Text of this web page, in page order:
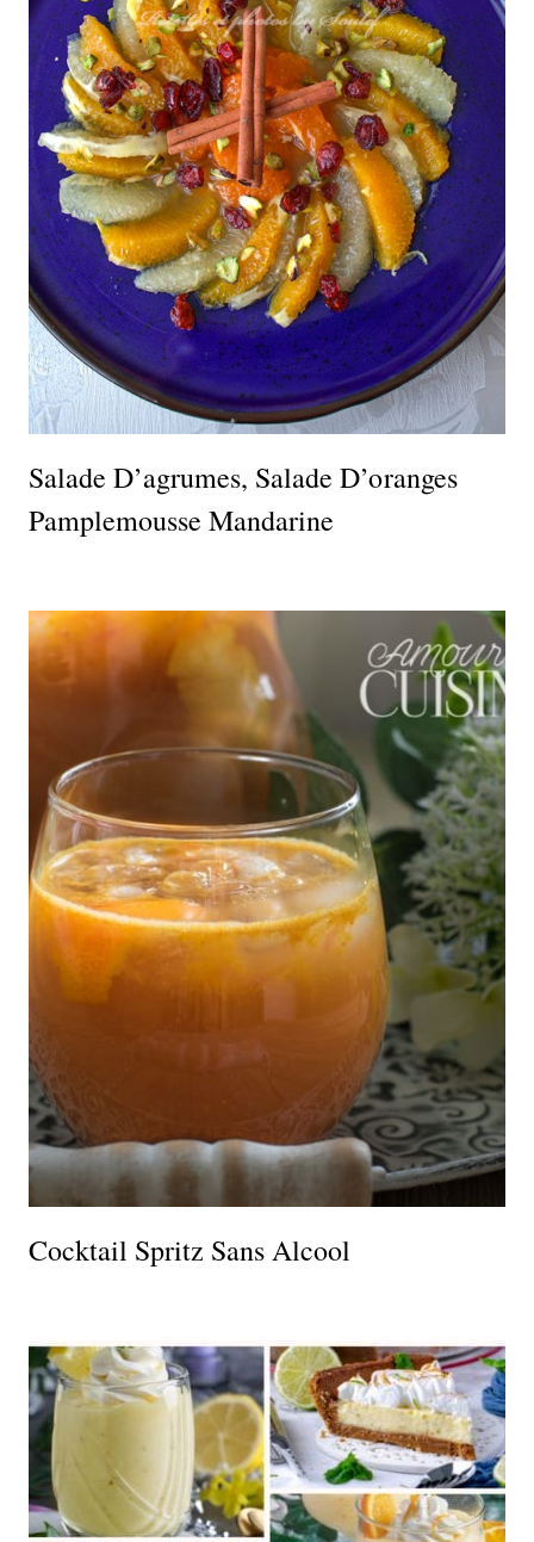
Salade D’agrumes, Salade D’oranges
Pamplemousse Mandarine
Cocktail Spritz Sans Alcool